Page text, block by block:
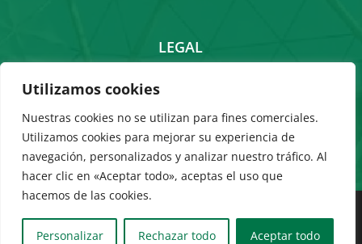
Utilizamos cookies
Nuestras cookies no se utilizan para fines comerciales.
Utilizamos cookies para mejorar su experiencia de
navegación, personalizados y analizar nuestro tráfico. Al
hacer clic en «Aceptar todo», aceptas el uso que
hacemos de las cookies.
Personalizar Rechazar todo Aceptar todo
LEGAL
Aviso Legal|Política de Cookies
privacidad
Puig de Santa Maria – Valencia – Tel: 961 47 25 29 –